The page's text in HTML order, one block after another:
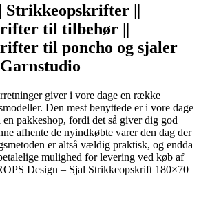
Strikkeopskrifter ||
til tilbehør ||
til poncho og sjaler
giver i vore dage en række
Den mest benyttede er i vore dage
pakkeshop, fordi det så giver dig god
afhente de nyindkøbte varer den dag der
er altså vældig praktisk, og endda
mulighed for levering ved køb af
Design – Sjal Strikkeopskrift 180×70